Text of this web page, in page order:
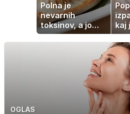
Polna je
nevarnih
toksinov, a jo
imamo vsi radi:
to je najbolj
nezdrava riba, ki
jo mnogi redno
kaj
in
OGLAS